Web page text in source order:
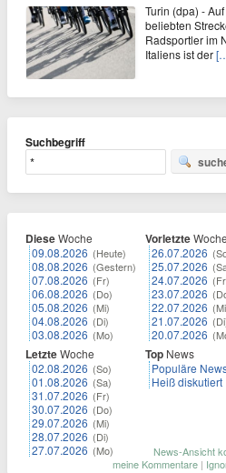
Turin (dpa) -
beliebten
Radsportler im
Italiens ist der
Suchbegriff
DieseWoche
09.08.2026 (Heute)
08.08.2026 (Gestern)
07.08.2026 (Fr)
06.08.2026 (Do)
05.08.2026 (Mi)
04.08.2026 (Di)
03.08.2026 (Mo)
LetzteWoche
02.08.2026 (So)
01.08.2026 (Sa)
31.07.2026 (Fr)
30.07.2026 (Do)
29.07.2026 (Mi)
28.07.2026 (Di)
27.07.2026 (Mo)
VorletzteWoche
26.07.2026
25.07.2026
24.07.2026
23.07.2026
22.07.2026
21.07.2026
20.07.2026
Top News
Populäre
Heiß diskutiert
News-Ansicht
meine Kommentare |